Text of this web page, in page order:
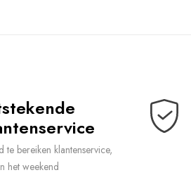
te bereiken klantenservice,
het weekend